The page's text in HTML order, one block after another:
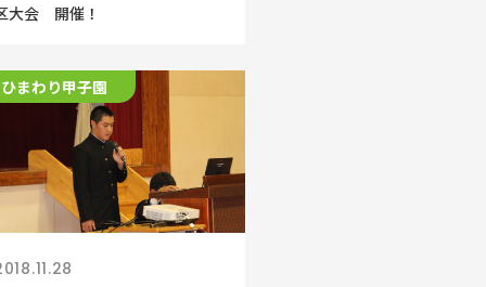
大会 開催！
ひまわり甲子園